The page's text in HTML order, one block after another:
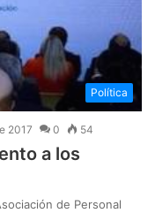
Política
2017 0 54
a los
de Personal